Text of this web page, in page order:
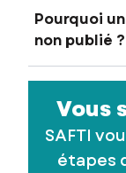
Pourquoi
non publié ?
Vous
SAFTI
étapes